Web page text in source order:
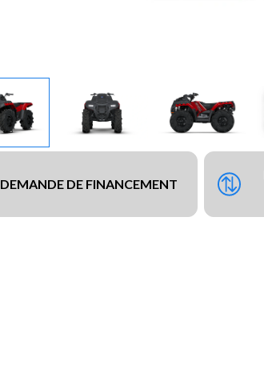
DEMANDE DE FINANCEMENT